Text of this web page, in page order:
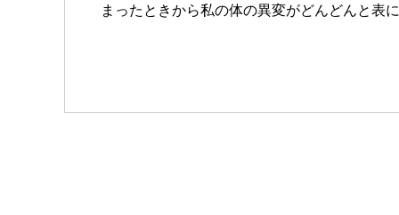
まったときから私の体の異変がどんどんと表